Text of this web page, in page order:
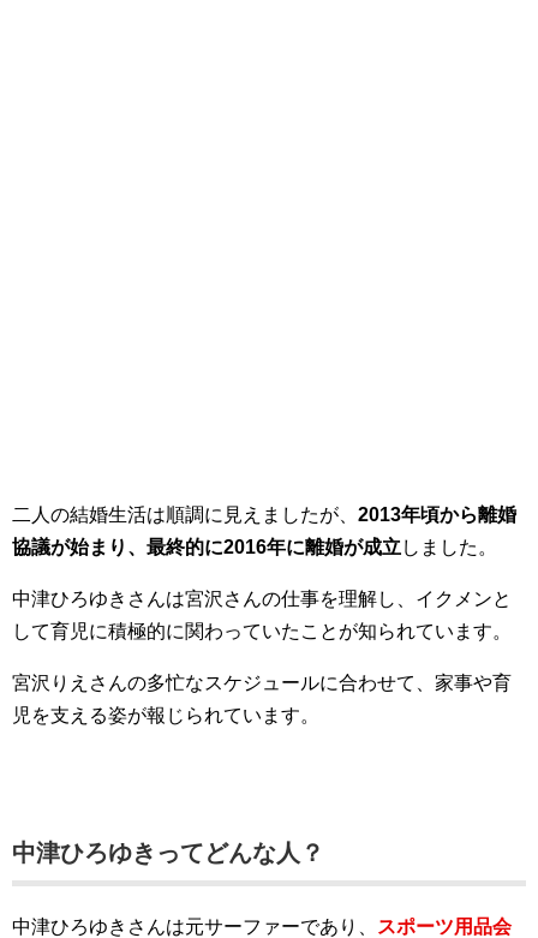
二人の結婚生活は順調に見えましたが、 2013年頃から離婚
協議が始まり、最終的に2016年に離婚が成立 しました。
中津ひろゆきさんは宮沢さんの仕事を理解し、イクメンと
して育児に積極的に関わっていたことが知られています。
宮沢りえさんの多忙なスケジュールに合わせて、家事や育
児を支える姿が報じられています。
中津ひろゆきってどんな人？
中津ひろゆきさんは元サーファーであり、
スポーツ用品会